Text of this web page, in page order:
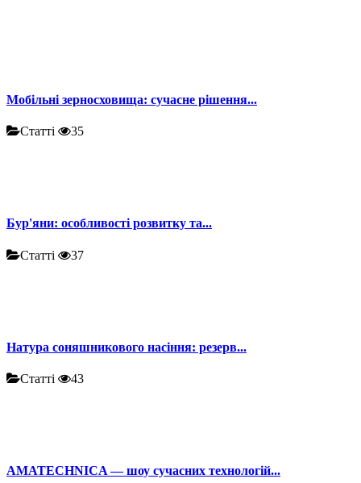
Мобільні зерносховища: сучасне рішення...
Статті 35
Бур'яни: особливості розвитку та...
Статті 37
Натура соняшникового насіння: резерв...
Статті 43
AMATECHNICA — шоу сучасних технологій...